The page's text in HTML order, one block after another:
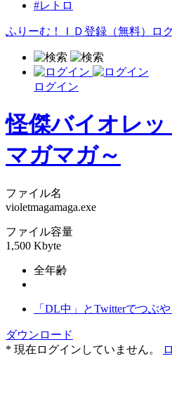
#レトロ
ふりーむ！ＩＤ登録（無料） ロ
ログイン
怪傑バイオレ
マガマガ～
ファイル名
violetmagamaga.exe
ファイル容量
1,500 Kbyte
全年齢
「DL中」とTwitterでつぶや
ダウンロード
* 現在ログインしていません。